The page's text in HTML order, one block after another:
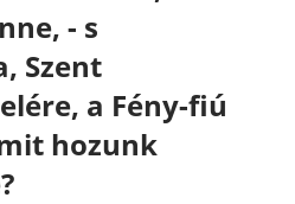
- s
Szent
a Fény-fiú
hozunk